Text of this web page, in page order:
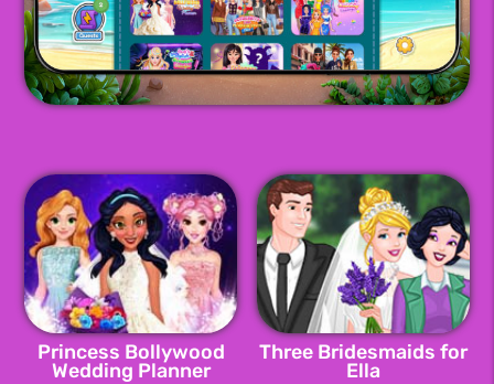
Three Bridesmaids for
Ella
Princess Bollywood
Wedding Planner